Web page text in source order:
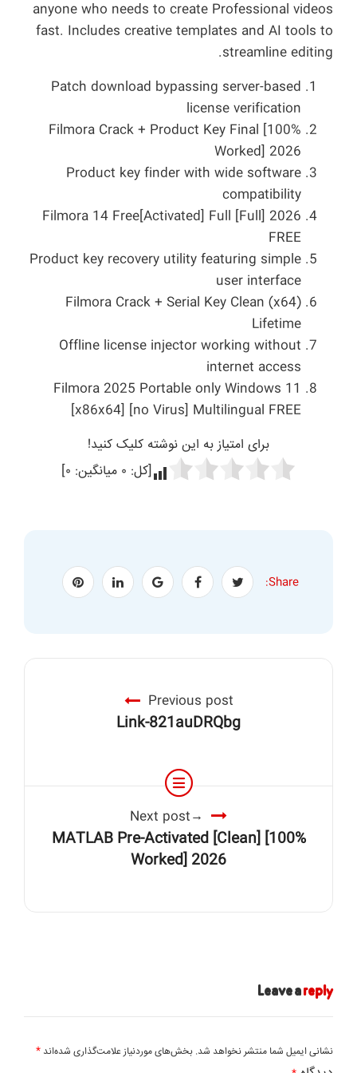
anyone who needs to create Professional videos
fast. Includes creative templates and AI tools to
streamline editing.
Patch download bypassing server-based
license verification
Filmora Crack + Product Key Final [100%
Worked] 2026
Product key finder with wide software
compatibility
Filmora 14 Free[Activated] Full [Full] 2026
FREE
Product key recovery utility featuring simple
user interface
Filmora Crack + Serial Key Clean (x64)
Lifetime
Offline license injector working without
internet access
Filmora 2025 Portable only Windows 11
[x86x64] [no Virus] Multilingual FREE
برای امتیاز به این نوشته کلیک کنید!
[کل: ۰ میانگین: ۰]
Share:
Previous post
Link-821auDRQbg
Next post
MATLAB Pre-Activated [Clean] [100%
Worked] 2026
Leave areply
نشانی ایمیل شما منتشر نخواهد شد. بخش‌های موردنیاز علامت‌گذاری شده‌اند *